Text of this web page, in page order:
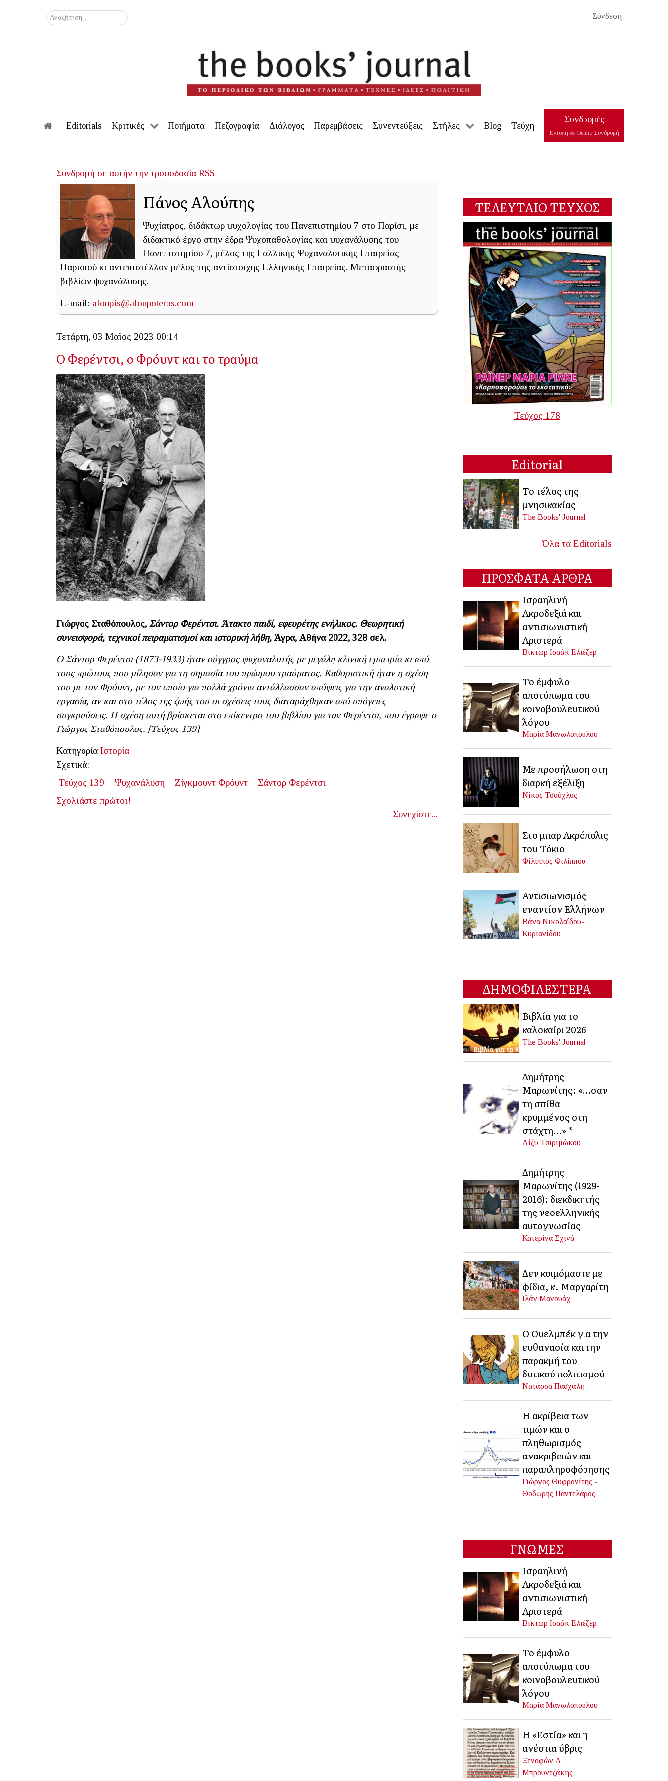
Σύνδεση
Αναζήτηση...
Editorials Κριτικές Ποιήματα Πεζογραφία Διάλογος Παρεμβάσεις Συνεντεύξεις Στήλες Blog Τεύχη
Συνδρομές
Έντυπη & Online Συνδρομή
Συνδρομή σε αυτήν την τροφοδοσία RSS
Πάνος Αλούπης
Ψυχίατρος, διδάκτωρ ψυχολογίας του Πανεπιστημίου 7 στο Παρίσι, με
διδακτικό έργο στην έδρα Ψυχοπαθολογίας και ψυχανάλυσης του
Πανεπιστημίου 7, μέλος της Γαλλικής Ψυχαναλυτικής Εταιρείας
Παρισιού κι αντεπιστέλλον μέλος της αντίστοιχης Ελληνικής Εταιρείας. Μεταφραστής
βιβλίων ψυχανάλυσης.
E-mail: aloupis@aloupoteros.com
Τετάρτη, 03 Μαϊος 2023 00:14
Ο Φερέντσι, ο Φρόυντ και το τραύμα
Γιώργος Σταθόπουλος, Σάντορ Φερέντσι. Άτακτο παιδί, εφευρέτης ενήλικος. Θεωρητική
συνεισφορά, τεχνικοί πειραματισμοί και ιστορική λήθη, Άγρα, Αθήνα 2022, 328 σελ.
Ο Σάντορ Φερέντσι (1873-1933) ήταν ούγγρος ψυχαναλυτής με μεγάλη κλινική εμπειρία κι από
τους πρώτους που μίλησαν για τη σημασία του πρώιμου τραύματος. Καθοριστική ήταν η σχέση
του με τον Φρόυντ, με τον οποίο για πολλά χρόνια αντάλλασσαν απόψεις για την αναλυτική
εργασία, αν και στο τέλος της ζωής του οι σχέσεις τους διαταράχθηκαν από υπόγειες
συγκρούσεις. Η σχέση αυτή βρίσκεται στο επίκεντρο του βιβλίου για τον Φερέντσι, που έγραψε ο
Γιώργος Σταθόπουλος. [Tεύχος 139]
Κατηγορία Ιστορία
Σχετικά:
Τεύχος 139
Ψυχανάλυση Ζίγκμουντ Φρόυντ
Σάντορ Φερέντσι
Σχολιάστε πρώτοι!
Συνεχίστε...
ΤΕΛΕΥΤΑΙΟ ΤΕΥΧΟΣ
Τεύχος 178
Editorial
Το τέλος της
μνησικακίας
The Books' Journal
Όλα τα Editorials
ΠΡΟΣΦΑΤΑ ΑΡΘΡΑ
Ισραηλινή
Ακροδεξιά και
αντισιωνιστική
Αριστερά
Βίκτωρ Ισαάκ Ελιέζερ
Το έμφυλο
αποτύπωμα του
κοινοβουλευτικού
λόγου
Μαρία Μανωλοπούλου
Με προσήλωση στη
διαρκή εξέλιξη
Νίκος Τσούχλος
Στο μπαρ Ακρόπολις
του Τόκιο
Φίλιππος Φιλίππου
Αντισιωνισμός
εναντίον Ελλήνων
Βάνα Νικολαΐδου-
Κυριανίδου
ΔΗΜΟΦΙΛΕΣΤΕΡΑ
Βιβλία για το
καλοκαίρι 2026
The Books' Journal
Δημήτρης
Μαρωνίτης: «…σαν
τη σπίθα
κρυμμένος στη
στάχτη…» *
Λίζυ Τσιριμώκου
Δημήτρης
Μαρωνίτης (1929-
2016): διεκδικητής
της νεοελληνικής
αυτογνωσίας
Κατερίνα Σχινά
Δεν κοιμόμαστε με
φίδια, κ. Μαργαρίτη
Ιλάν Μανουάχ
Ο Ουελμπέκ για την
ευθανασία και την
παρακμή του
δυτικού πολιτισμού
Νατάσσα Πασχάλη
Η ακρίβεια των
τιμών και ο
πληθωρισμός
ανακριβειών και
παραπληροφόρησης
Γιώργος Θυφρονίτης -
Θοδωρής Παντελάρος
ΓΝΩΜΕΣ
Ισραηλινή
Ακροδεξιά και
αντισιωνιστική
Αριστερά
Βίκτωρ Ισαάκ Ελιέζερ
Το έμφυλο
αποτύπωμα του
κοινοβουλευτικού
λόγου
Μαρία Μανωλοπούλου
Η «Εστία» και η
ανέστια ύβρις
Ξενοφών Α.
Μπρουντζάκης